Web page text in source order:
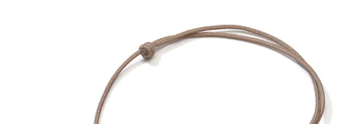
Rolex Certified Pre-Owned entdecken
Neu bei Vogl: Uhren von Grand Seiko